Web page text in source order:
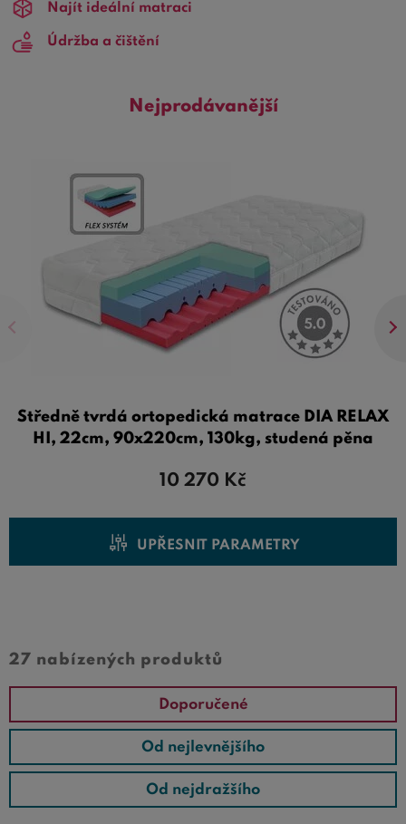
Najít ideální matraci
Údržba a čištění
Nejprodávanější
Středně tvrdá ortopedická matrace DIA RELAX
HI, 22cm, 90x220cm, 130kg, studená pěna
10 270 Kč
UPŘESNIT PARAMETRY
27 nabízených produktů
Doporučené
Od nejlevnějšího
Od nejdražšího